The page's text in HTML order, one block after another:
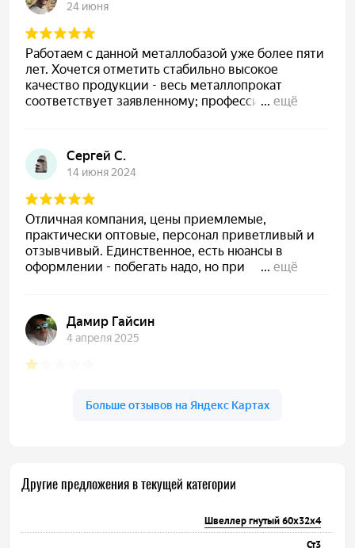
Другие предложения в текущей категории
Швеллер гнутый 60х32х4
Ст3